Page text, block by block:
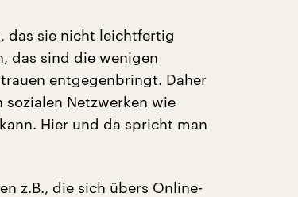
das sie nicht leichtfertig
das sind die wenigen
entgegenbringt. Daher
Netzwerken wie
Hier und da spricht man
z.B., die sich übers Online-